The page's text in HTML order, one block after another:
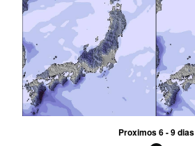
Proximos 6 - 9 dias